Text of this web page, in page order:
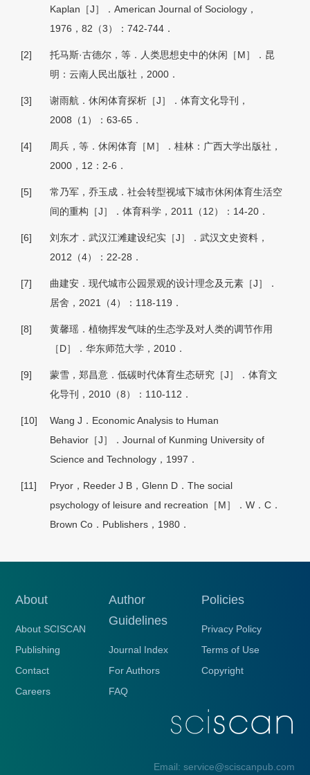
Kaplan［J］．American Journal of Sociology，
1976，82（3）：742-744．
[2]
托马斯·古德尔，等．人类思想史中的休闲［M］．昆
明：云南人民出版社，2000．
[3]
谢雨航．休闲体育探析［J］．体育文化导刊，
2008（1）：63-65．
[4]
周兵，等．休闲体育［M］．桂林：广西大学出版社，
2000，12：2-6．
[5]
常乃军，乔玉成．社会转型视域下城市休闲体育生活空
间的重构［J］．体育科学，2011（12）：14-20．
[6]
刘东才．武汉江滩建设纪实［J］．武汉文史资料，
2012（4）：22-28．
[7]
曲建安．现代城市公园景观的设计理念及元素［J］．
居舍，2021（4）：118-119．
[8]
黄馨瑶．植物挥发气味的生态学及对人类的调节作用
［D］．华东师范大学，2010．
[9]
蒙雪，郑昌意．低碳时代体育生态研究［J］．体育文
化导刊，2010（8）：110-112．
[10]
Wang J．Economic Analysis to Human
Behavior［J］．Journal of Kunming University of
Science and Technology，1997．
[11]
Pryor，Reeder J B，Glenn D．The social
psychology of leisure and recreation［M］．W．C．
Brown Co．Publishers，1980．
About
About SCISCAN
Publishing
Contact
Careers
Author
Guidelines
Journal Index
For Authors
FAQ
Policies
Privacy Policy
Terms of Use
Copyright
Email: service@sciscanpub.com